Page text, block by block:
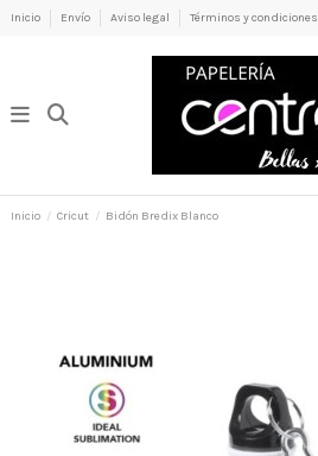
Inicio Envío Aviso legal Términos y condiciones
Inicio Cricut Bidón Bredix Blanco